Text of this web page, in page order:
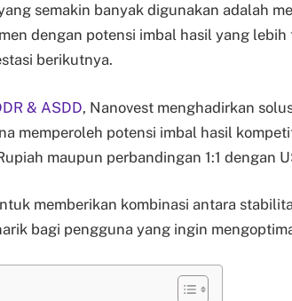
semakin banyak digunakan adalah
dengan potensi imbal hasil yang lebih
berikutnya.
& ASDD, Nanovest menghadirkan
memperoleh potensi imbal hasil
maupun perbandingan 1:1 dengan
memberikan kombinasi antara
bagi pengguna yang ingin